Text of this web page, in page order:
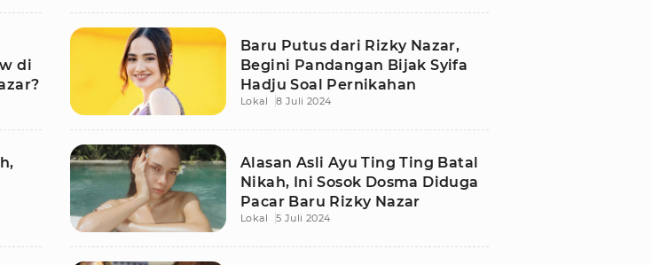
di
Baru Putus dari Rizky Nazar,
Begini Pandangan Bijak Syifa
Hadju Soal Pernikahan
Lokal 8 Juli 2024
Alasan Asli Ayu Ting Ting Batal
Nikah, Ini Sosok Dosma Diduga
Pacar Baru Rizky Nazar
Lokal 5 Juli 2024